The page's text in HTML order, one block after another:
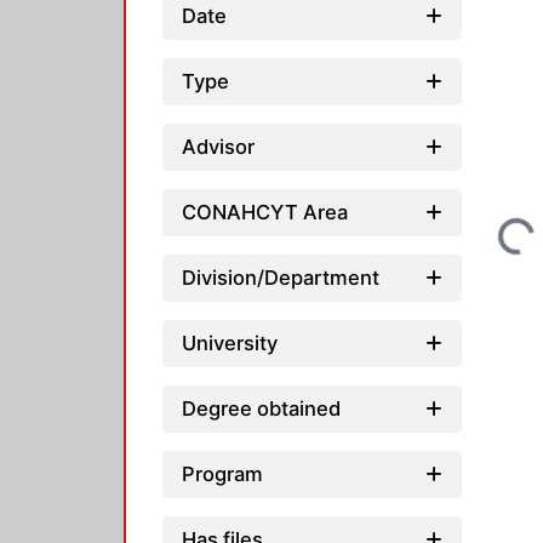
Date
Type
Advisor
CONAHCYT Area
Division/Department
University
Degree obtained
Program
Loading...